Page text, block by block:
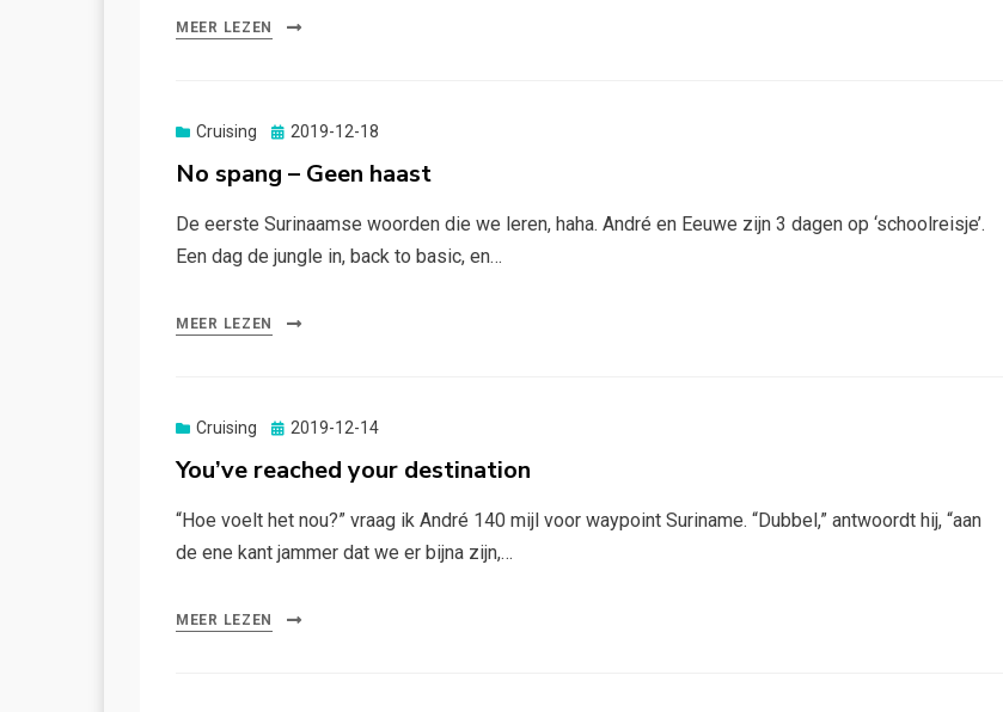
MEER LEZEN
Cruising
Gepubliceerd
2019-12-18
No spang – Geen haast
De eerste Surinaamse woorden die we leren, haha. André en Eeuwe zijn 3 dagen op ‘schoolreisje’.
Een dag de jungle in, back to basic, en…
MEER LEZEN
Cruising
Gepubliceerd
2019-12-14
You’ve reached your destination
“Hoe voelt het nou?” vraag ik André 140 mijl voor waypoint Suriname. “Dubbel,” antwoordt hij, “aan
de ene kant jammer dat we er bijna zijn,…
MEER LEZEN